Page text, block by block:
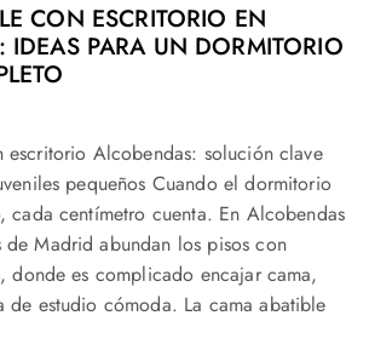
CON ESCRITORIO EN
IDEAS PARA UN DORMITORIO
escritorio Alcobendas: solución clave
pequeños Cuando el dormitorio
cada centímetro cuenta. En Alcobendas
de Madrid abundan los pisos con
donde es complicado encajar cama,
de estudio cómoda. La cama abatible